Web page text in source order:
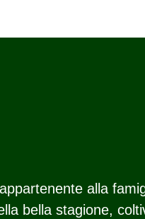
alla
bella stagione,